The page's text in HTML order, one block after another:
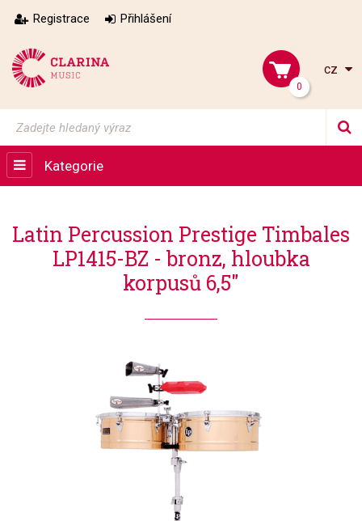
Registrace Přihlášení
0
cz
Kategorie
Latin Percussion Prestige Timbales
LP1415-BZ - bronz, hloubka
korpusů 6,5"